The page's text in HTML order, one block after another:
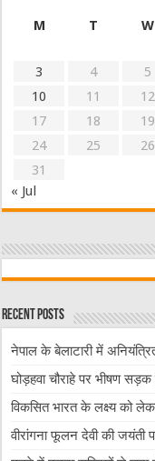
M
T W
3
4 5
10
11 12
17
18 19
24
25 26
31
« Jul
Recent Posts
नेपाल के बेलाटारी में
घोड़हवा चौराहे पर भीषण
विकसित भारत के लक्ष्य को
वीरांगना फूलन देवी की जयंती